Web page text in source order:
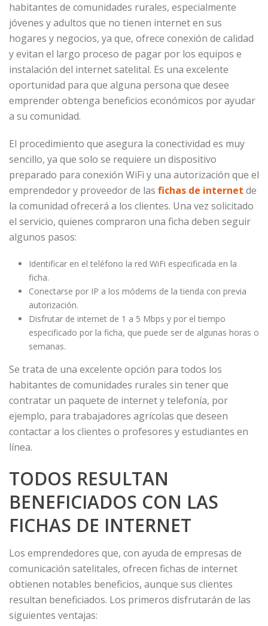
habitantes de comunidades rurales, especialmente
jóvenes y adultos que no tienen internet en sus
hogares y negocios, ya que, ofrece conexión de calidad
y evitan el largo proceso de pagar por los equipos e
instalación del internet satelital. Es una excelente
oportunidad para que alguna persona que desee
emprender obtenga beneficios económicos por ayudar
a su comunidad.
El procedimiento que asegura la conectividad es muy
sencillo, ya que solo se requiere un dispositivo
preparado para conexión WiFi y una autorización que el
emprendedor y proveedor de las fichas de internet de
la comunidad ofrecerá a los clientes. Una vez solicitado
el servicio, quienes compraron una ficha deben seguir
algunos pasos:
Identificar en el teléfono la red WiFi especificada en la
ficha.
Conectarse por IP a los módems de la tienda con previa
autorización.
Disfrutar de internet de 1 a 5 Mbps y por el tiempo
especificado por la ficha, que puede ser de algunas horas o
semanas.
Se trata de una excelente opción para todos los
habitantes de comunidades rurales sin tener que
contratar un paquete de internet y telefonía, por
ejemplo, para trabajadores agrícolas que deseen
contactar a los clientes o profesores y estudiantes en
línea.
TODOS RESULTAN
BENEFICIADOS CON LAS
FICHAS DE INTERNET
Los emprendedores que, con ayuda de empresas de
comunicación satelitales, ofrecen fichas de internet
obtienen notables beneficios, aunque sus clientes
resultan beneficiados. Los primeros disfrutarán de las
siguientes ventajas: